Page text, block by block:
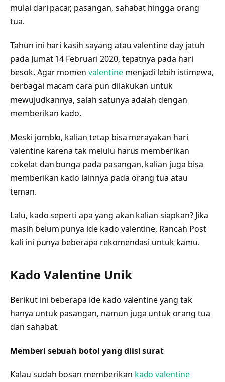
mulai dari pacar, pasangan, sahabat hingga orang
tua.
Tahun ini hari kasih sayang atau valentine day jatuh
pada Jumat 14 Februari 2020, tepatnya pada hari
besok. Agar momenvalentinemenjadi lebih istimewa,
berbagai macam cara pun dilakukan untuk
mewujudkannya, salah satunya adalah dengan
memberikan kado.
Meski jomblo, kalian tetap bisa merayakan hari
valentine karena tak melulu harus memberikan
cokelat dan bunga pada pasangan, kalian juga bisa
memberikan kado lainnya pada orang tua atau
teman.
Lalu, kado seperti apa yang akan kalian siapkan? Jika
masih belum punya ide kado valentine, Rancah Post
kali ini punya beberapa rekomendasi untuk kamu.
Kado Valentine Unik
Berikut ini beberapa ide kado valentine yang tak
hanya untuk pasangan, namun juga untuk orang tua
dan sahabat.
Memberi sebuah botol yang diisi surat
Kalau sudah bosan memberikan kado valentine